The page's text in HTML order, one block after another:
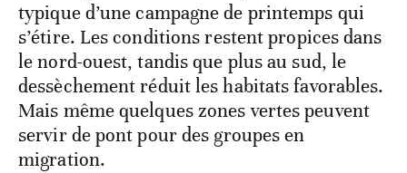
typique d’une campagne de printemps qui
s’étire. Les conditions restent propices dans
le nord-ouest, tandis que plus au sud, le
dessèchement réduit les habitats favorables.
Mais même quelques zones vertes peuvent
servir de pont pour des groupes en
migration.